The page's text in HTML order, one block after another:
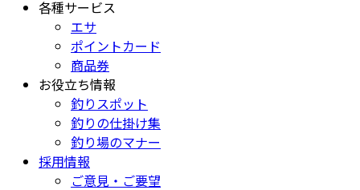
各種サービス
エサ
ポイントカード
商品券
お役立ち情報
釣りスポット
釣りの仕掛け集
釣り場のマナー
採用情報
ご意見・ご要望